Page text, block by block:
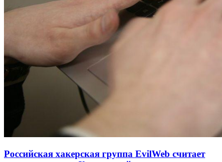
Российская хакерская группа EvilWeb считает